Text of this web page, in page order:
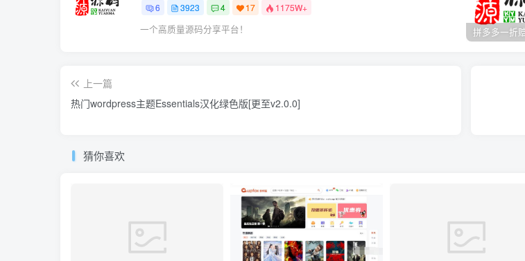
6 3923 4 17 1175W+
一个高质量源码分享平台！
上一篇
热门wordpress主题Essentials汉化绿色版[更至v2.0.0]
猜你喜欢